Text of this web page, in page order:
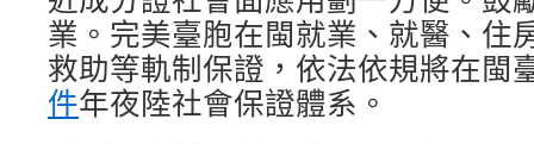
業。完美臺胞在閩就業、就醫、住
救助等軌制保證，依法依規將在閩
件年夜陸社會保證體系。